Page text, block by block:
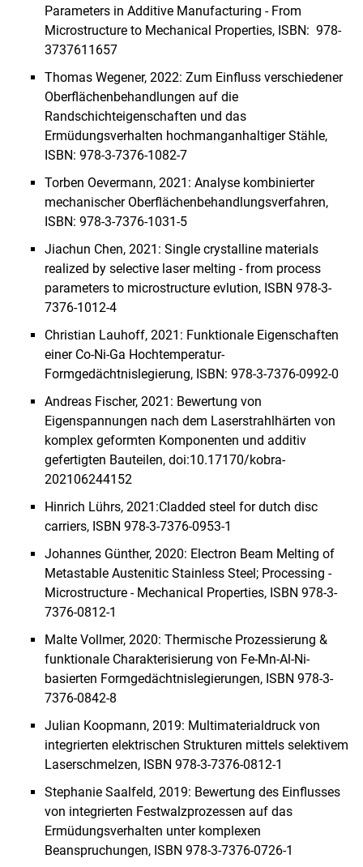
Parameters in Additive Manufacturing - From
Microstructure to Mechanical Properties, ISBN: ‎ 978-
3737611657
Thomas Wegener, 2022: Zum Einfluss verschiedener
Oberflächenbehandlungen auf die
Randschichteigenschaften und das
Ermüdungsverhalten hochmanganhaltiger Stähle,
ISBN: 978-3-7376-1082-7
Torben Oevermann, 2021: Analyse kombinierter
mechanischer Oberflächenbehandlungsverfahren,
ISBN: 978-3-7376-1031-5
Jiachun Chen, 2021: Single crystalline materials
realized by selective laser melting - from process
parameters to microstructure evlution, ISBN 978-3-
7376-1012-4
Christian Lauhoff, 2021: Funktionale Eigenschaften
einer Co-Ni-Ga Hochtemperatur-
Formgedächtnislegierung, ISBN: 978-3-7376-0992-0
Andreas Fischer, 2021: Bewertung von
Eigenspannungen nach dem Laserstrahlhärten von
komplex geformten Komponenten und additiv
gefertigten Bauteilen, doi:10.17170/kobra-
202106244152
Hinrich Lührs, 2021:Cladded steel for dutch disc
carriers, ISBN 978-3-7376-0953-1
Johannes Günther, 2020: Electron Beam Melting of
Metastable Austenitic Stainless Steel; Processing -
Microstructure - Mechanical Properties, ISBN 978-3-
7376-0812-1
Malte Vollmer, 2020: Thermische Prozessierung &
funktionale Charakterisierung von Fe-Mn-Al-Ni-
basierten Formgedächtnislegierungen, ISBN 978-3-
7376-0842-8
Julian Koopmann, 2019: Multimaterialdruck von
integrierten elektrischen Strukturen mittels selektivem
Laserschmelzen, ISBN 978-3-7376-0812-1
Stephanie Saalfeld, 2019: Bewertung des Einflusses
von integrierten Festwalzprozessen auf das
Ermüdungsverhalten unter komplexen
Beanspruchungen, ISBN 978-3-7376-0726-1